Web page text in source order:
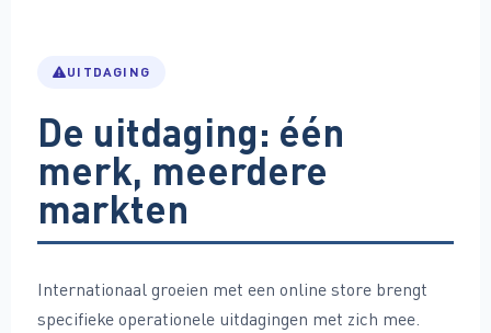
UITDAGING
De uitdaging: één
merk, meerdere
markten
Internationaal groeien met een online store brengt
specifieke operationele uitdagingen met zich mee.